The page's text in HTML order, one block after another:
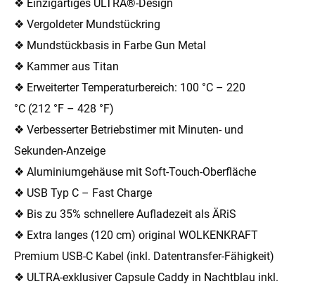
❖ Einzigartiges ULTRA®-Design
❖ Vergoldeter Mundstückring
❖ Mundstückbasis in Farbe Gun Metal
❖ Kammer aus Titan
❖ Erweiterter Temperaturbereich: 100 °C – 220
°C (212 °F – 428 °F)
❖ Verbesserter Betriebstimer mit Minuten- und
Sekunden-Anzeige
❖ Aluminiumgehäuse mit Soft-Touch-Oberfläche
❖ USB Typ C – Fast Charge
❖ Bis zu 35% schnellere Aufladezeit als ÄRiS
❖ Extra langes (120 cm) original WOLKENKRAFT
Premium USB-C Kabel (inkl. Datentransfer-Fähigkeit)
❖ ULTRA-exklusiver Capsule Caddy in Nachtblau inkl.